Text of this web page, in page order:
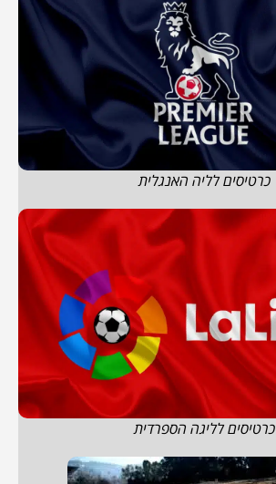
כרטיסים לליה האנגלית
כרטיסים לליגה הספרדית